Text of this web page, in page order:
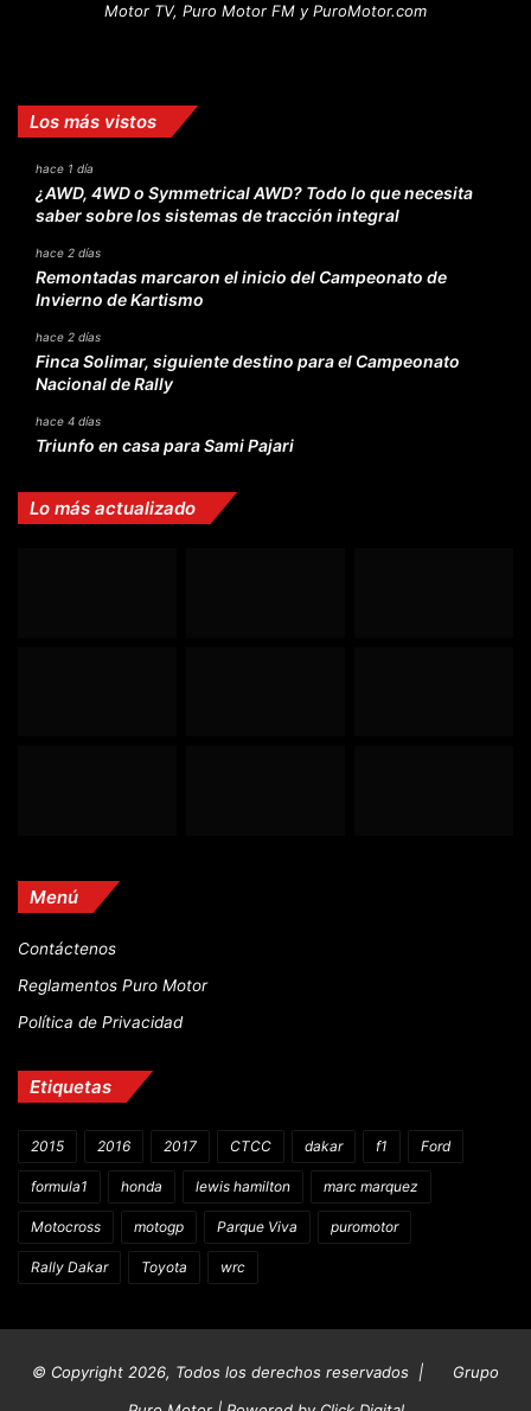
Motor TV, Puro Motor FM y PuroMotor.com
Los más vistos
hace 1 día
¿AWD, 4WD o Symmetrical AWD? Todo lo que necesita
saber sobre los sistemas de tracción integral
hace 2 días
Remontadas marcaron el inicio del Campeonato de
Invierno de Kartismo
hace 2 días
Finca Solimar, siguiente destino para el Campeonato
Nacional de Rally
hace 4 días
Triunfo en casa para Sami Pajari
Lo más actualizado
Menú
Contáctenos
Reglamentos Puro Motor
Política de Privacidad
Etiquetas
2015 2016 2017 CTCC dakar f1 Ford
formula1 honda lewis hamilton marc marquez
Motocross motogp Parque Viva puromotor
Rally Dakar Toyota wrc
© Copyright 2026, Todos los derechos reservados |
Grupo